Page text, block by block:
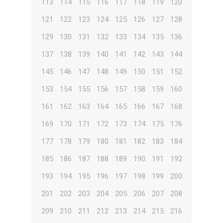
113 114 115 116 117 118 119
120
121
122 123 124 125 126 127
128
129
130 131 132 133 134 135
136
137
138 139 140 141 142 143
144
145
146 147 148 149 150 151
152
153
154 155 156 157 158 159
160
161
162 163 164 165 166 167
168
169
170 171 172 173 174 175
176
177
178 179 180 181 182 183
184
185
186 187 188 189 190 191
192
193
194 195 196 197 198 199
200
201
202 203 204 205 206 207
208
209
210 211 212 213 214 215 216